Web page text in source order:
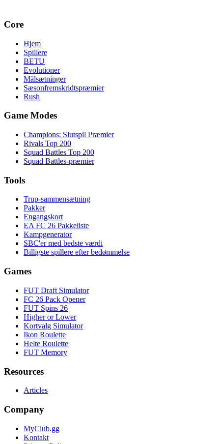
Core
Hjem
Spillere
BETU
Evolutioner
Målsætninger
Sæsonfremskridtspræmier
Rush
Game Modes
Champions: Slutspil Præmier
Rivals Top 200
Squad Battles Top 200
Squad Battles-præmier
Tools
Trup-sammensætning
Pakker
Engangskort
EA FC 26 Pakkeliste
Kampgenerator
SBC'er med bedste værdi
Billigste spillere efter bedømmelse
Games
FUT Draft Simulator
FC 26 Pack Opener
FUT Spins 26
Higher or Lower
Kortvalg Simulator
Ikon Roulette
Helte Roulette
FUT Memory
Resources
Articles
Company
MyClub.gg
Kontakt